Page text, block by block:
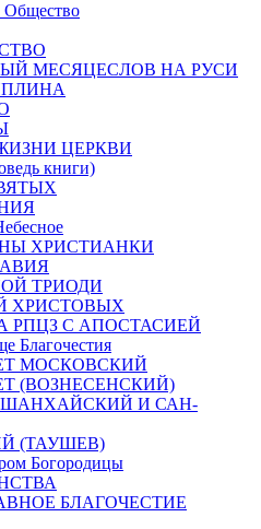
Общество
МЕСЯЦЕСЛОВ НА РУСИ
ЦЕРКВИ
книги)
ХРИСТИАНКИ
ТРИОДИ
ХРИСТОВЫХ
РПЦЗ С АПОСТАСИЕЙ
Благочестия
МОСКОВСКИЙ
(ВОЗНЕСЕНСКИЙ)
ШАНХАЙСКИЙ И САН-
(ТАУШЕВ)
Богородицы
БЛАГОЧЕСТИЕ